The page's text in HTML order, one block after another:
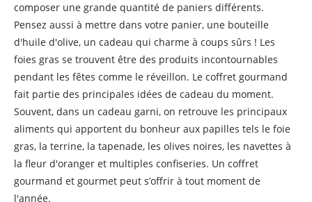
composer une grande quantité de paniers différents.
Pensez aussi à mettre dans votre panier, une bouteille
d'huile d'olive, un cadeau qui charme à coups sûrs ! Les
foies gras se trouvent être des produits incontournables
pendant les fêtes comme le réveillon. Le coffret gourmand
fait partie des principales idées de cadeau du moment.
Souvent, dans un cadeau garni, on retrouve les principaux
aliments qui apportent du bonheur aux papilles tels le foie
gras, la terrine, la tapenade, les olives noires, les navettes à
la fleur d'oranger et multiples confiseries. Un coffret
gourmand et gourmet peut s’offrir à tout moment de
l'année.